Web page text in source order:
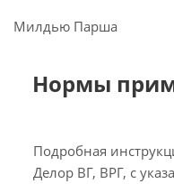
Милдью Парша
Нормы
Подробная
Делор ВГ, ВРГ, с